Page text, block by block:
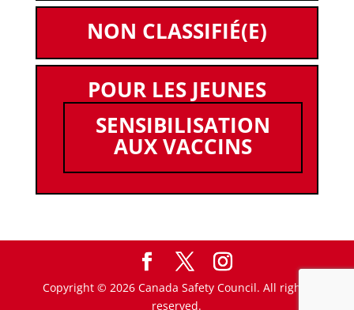
NON CLASSIFIÉ(E)
POUR LES JEUNES
SENSIBILISATION
AUX VACCINS
Copyright © 2026 Canada Safety Council. All rights
reserved.